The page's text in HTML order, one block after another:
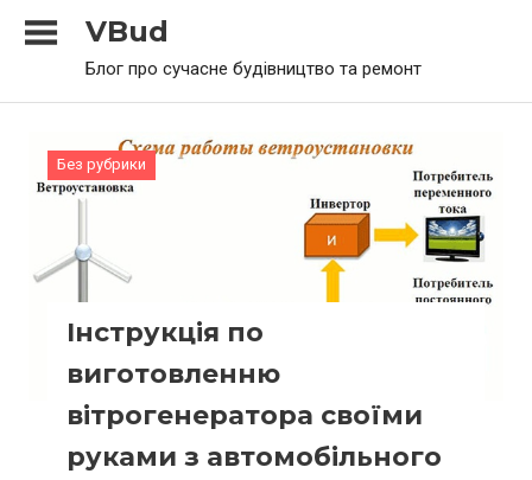
VBud
Блог про сучасне будівництво та ремонт
Без рубрики
Інструкція по
виготовленню
вітрогенератора своїми
руками з автомобільного